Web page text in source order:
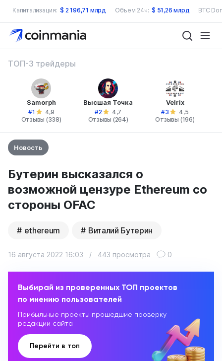
Капитализация: $ 2 196,71 млрд Объем 24ч: $ 51,26 млрд BTC
ТОП-3 трейдеры
Samorph
#1
4,9
Отзывы (338)
Высшая Точка
#2
4,7
Отзывы (264)
Velrix
#3
4,5
Отзывы (196)
Новость
Бутерин высказался о
возможной цензуре Ethereum со
стороны OFAC
ethereum Виталий Бутерин
16 августа 2022 16:03 / 443 просмотра 0
Выбирай из проверенных ТОП проектов
по мнению пользователей
Прибыльные проекты прошедшие проверку
редакции сайта
Перейти в топ